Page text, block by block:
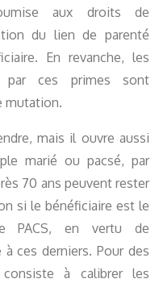
aux droits de
du lien de parenté
En revanche, les
ces primes sont
mutation.
mais il ouvre aussi
marié ou pacsé, par
70 ans peuvent rester
si le bénéficiaire est le
PACS, en vertu de
à ces derniers. Pour des
à calibrer les